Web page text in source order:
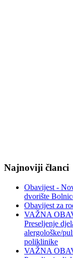
Najnoviji članci
Obavijest -
dvorište
Obavijest za
VAŽNA
Preseljenje
alergološke/
poliklinike
VAŽNA